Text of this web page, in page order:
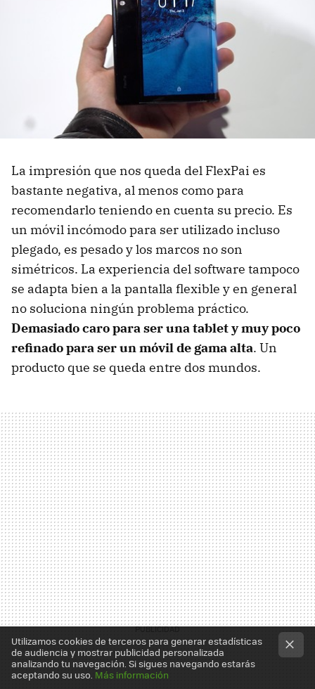
La impresión que nos queda del FlexPai es
bastante negativa, al menos como para
recomendarlo teniendo en cuenta su precio. Es
un móvil incómodo para ser utilizado incluso
plegado, es pesado y los marcos no son
simétricos. La experiencia del software tampoco
se adapta bien a la pantalla flexible y en general
no soluciona ningún problema práctico.
Demasiado caro para ser una tablet y muy poco
refinado para ser un móvil de gama alta. Un
producto que se queda entre dos mundos.
Utilizamos cookies de terceros para generar estadísticas
de audiencia y mostrar publicidad personalizada
analizando tu navegación. Si sigues navegando estarás
aceptando su uso. Más información